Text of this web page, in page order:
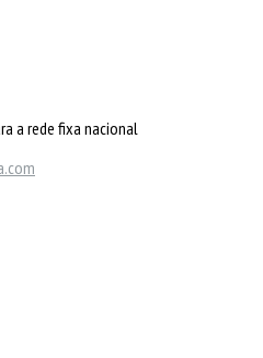
a rede fixa nacional